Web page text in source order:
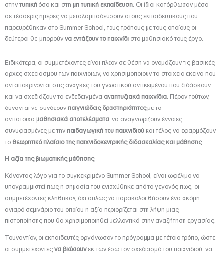
στην τυπική όσο και στη μη τυπική εκπαίδευση . Οι ίδιοι κατόρθωσαν μέσα
σε τέσσερις ημέρες να μεταλαμπαδεύσουν στους εκπαιδευτικούς που
παρευρέθηκαν στο Summer School, τους τρόπους με τους οποίους οι
δεύτεροι θα μπορούν να εντάξουν το παιχνίδι στο μαθησιακό τους έργο.
Ειδικότερα, οι συμμετέχοντες είναι πλέον σε θέση να ονομάζουν τις βασικές
αρχές σχεδιασμού των παιχνιδιών, να χρησιμοποιούν τα στοιχεία εκείνα που
ανταποκρίνονται στις ανάγκες του γνωστικού αντικειμένου που διδάσκουν
και να σχεδιάζουν τα ενδεδειγμένα αναπτυξιακά παιχνίδια . Πέραν τούτων,
δύνανται να συνδέουν παιγνιώδεις δραστηριότητεςμε τα
αντίστοιχα μαθησιακά αποτελέσματα , να αναγνωρίζουν έννοιες
συνυφασμένες με την παιδαγωγική του παιχνιδιού και τέλος να εφαρμόζουν
το θεωρητικό πλαίσιο της παιχνιδοκεντρικής διδασκαλίας και μάθησης.
Η αξία της βιωματικής μάθησης
Κάνοντας λόγο για το συγκεκριμένο Summer School, είναι ωφέλιμο να
υπογραμμιστεί πως η σημασία του ενισχύθηκε από το γεγονός πως, οι
συμμετέχοντες κλήθηκαν, όχι απλώς να παρακολουθήσουν ένα ακόμη
ανιαρό σεμινάριο του οποίου η αξία περιορίζεται στη λήψη μιας
πιστοποίησης που θα χρησιμοποιηθεί μελλοντικά στην αναζήτηση εργασίας.
Τουναντίον, οι εκπαιδευτές οργάνωσαν το πρόγραμμα με τέτοιο τρόπο, ώστε
οι συμμετέχοντες να βιώσουνεκ των έσω τον σχεδιασμό του παιχνιδιού, να